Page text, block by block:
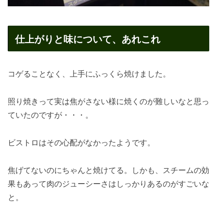
仕上がりと味について、あれこれ
コゲることなく、上手にふっくら焼けました。
照り焼きって実は焦がさない様に焼くのが難しいなと思っ
ていたのですが・・・。
ビストロはその心配がなかったようです。
焦げてないのにちゃんと焼けてる。しかも、スチームの効
果もあって肉のジューシーさはしっかりあるのがすごいな
と。